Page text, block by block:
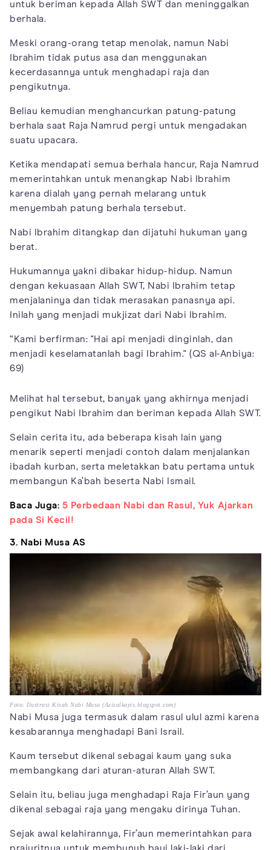
untuk beriman kepada Allah SWT dan meninggalkan
berhala.
Meski orang-orang tetap menolak, namun Nabi
Ibrahim tidak putus asa dan menggunakan
kecerdasannya untuk menghadapi raja dan
pengikutnya.
Beliau kemudian menghancurkan patung-patung
berhala saat Raja Namrud pergi untuk mengadakan
suatu upacara.
Ketika mendapati semua berhala hancur, Raja Namrud
memerintahkan untuk menangkap Nabi Ibrahim
karena dialah yang pernah melarang untuk
menyembah patung berhala tersebut.
Nabi Ibrahim ditangkap dan dijatuhi hukuman yang
berat.
Hukumannya yakni dibakar hidup-hidup. Namun
dengan kekuasaan Allah SWT, Nabi Ibrahim tetap
menjalaninya dan tidak merasakan panasnya api.
Inilah yang menjadi mukjizat dari Nabi Ibrahim.
“Kami berfirman: "Hai api menjadi dinginlah, dan
menjadi keselamatanlah bagi Ibrahim." (QS al-Anbiya:
69)
Melihat hal tersebut, banyak yang akhirnya menjadi
pengikut Nabi Ibrahim dan beriman kepada Allah SWT.
Selain cerita itu, ada beberapa kisah lain yang
menarik seperti menjadi contoh dalam menjalankan
ibadah kurban, serta meletakkan batu pertama untuk
membangun Ka’bah beserta Nabi Ismail.
Baca Juga: 5 Perbedaan Nabi dan Rasul, Yuk Ajarkan
pada Si Kecil!
3. Nabi Musa AS
Foto: Ilustrasi Kisah Nabi Musa (Azizalkayis.blogspot.com)
Nabi Musa juga termasuk dalam rasul ulul azmi karena
kesabarannya menghadapi Bani Israil.
Kaum tersebut dikenal sebagai kaum yang suka
membangkang dari aturan-aturan Allah SWT.
Selain itu, beliau juga menghadapi Raja Fir’aun yang
dikenal sebagai raja yang mengaku dirinya Tuhan.
Sejak awal kelahirannya, Fir’aun memerintahkan para